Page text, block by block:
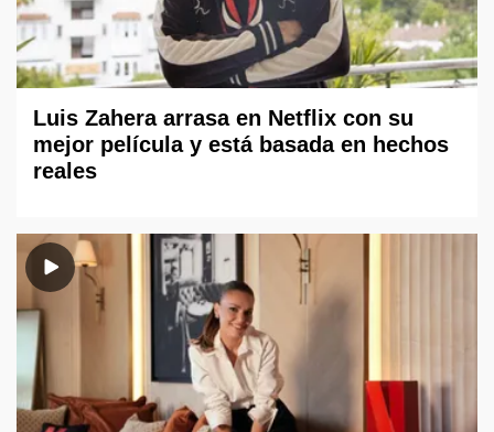
Luis Zahera arrasa en Netflix con su
mejor película y está basada en hechos
reales